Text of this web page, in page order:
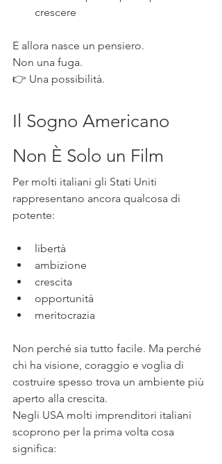
crescere
E allora nasce un pensiero.
Non una fuga.
👉 Una possibilità.
Il Sogno Americano
Non È Solo un Film
Per molti italiani gli Stati Uniti
rappresentano ancora qualcosa di
potente:
libertà
ambizione
crescita
opportunità
meritocrazia
Non perché sia tutto facile. Ma perché
chi ha visione, coraggio e voglia di
costruire spesso trova un ambiente più
aperto alla crescita.
Negli USA molti imprenditori italiani
scoprono per la prima volta cosa
significa: